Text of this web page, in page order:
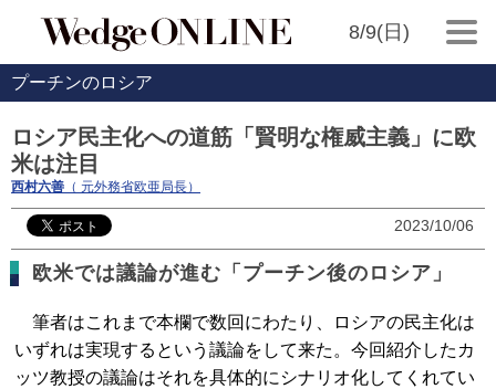
8/9(日)
プーチンのロシア
ロシア民主化への道筋「賢明な権威主義」に欧
米は注目
西村六善 （ 元外務省欧亜局長）
2023/10/06
欧米では議論が進む「プーチン後のロシア」
筆者はこれまで本欄で数回にわたり、ロシアの民主化は
いずれは実現するという議論をして来た。今回紹介したカ
ッツ教授の議論はそれを具体的にシナリオ化してくれてい